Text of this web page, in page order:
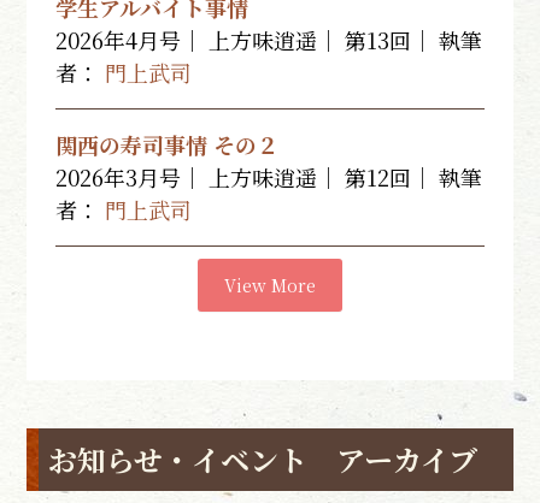
学生アルバイト事情
2026年4月号｜ 上方味逍遥｜ 第13回｜執筆
者： 門上武司
関西の寿司事情 その２
2026年3月号｜ 上方味逍遥｜ 第12回｜執筆
者： 門上武司
View More
お知らせ・イベント アーカイブ